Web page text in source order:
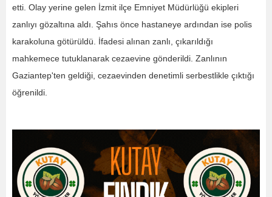
etti. Olay yerine gelen İzmit ilçe Emniyet Müdürlüğü ekipleri
zanlıyı gözaltına aldı. Şahıs önce hastaneye ardından ise polis
karakoluna götürüldü. İfadesi alınan zanlı, çıkarıldığı
mahkemece tutuklanarak cezaevine gönderildi. Zanlının
Gaziantep'ten geldiği, cezaevinden denetimli serbestlikle çıktığı
öğrenildi.